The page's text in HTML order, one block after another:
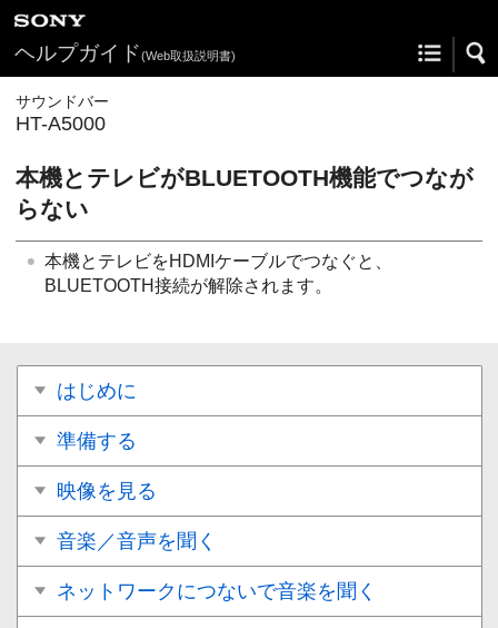
ヘルプガイド(Web取扱説明書)
サウンドバー
HT-A5000
本機とテレビがBLUETOOTH機能でつなが
らない
本機とテレビをHDMIケーブルでつなぐと、
BLUETOOTH接続が解除されます。
はじめに
準備する
映像を見る
音楽／音声を聞く
ネットワークにつないで音楽を聞く